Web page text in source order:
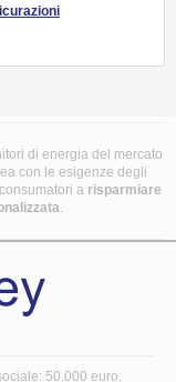
di energia del mercato
con le esigenze degli
a risparmiare
.
50.000 euro.